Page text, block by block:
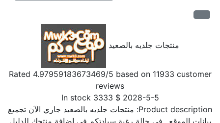
منتجات جلديه بالصعيد
Rated4.97959183673469/5 based on11933customer
reviews
2028-5-5
$
3333
In stock
Product description: منتجات جلديه بالصعيد جاري الآن تجميع
بيانات الموقع.. فى حالة رغبة سيادتكم فى إضافة منتجك للدليل